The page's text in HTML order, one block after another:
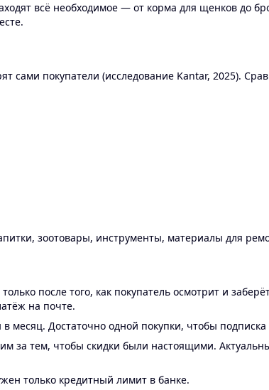
всё необходимое — от корма для щенков до
сами покупатели (исследование Kantar, 2025).
зоотовары, инструменты, материалы для
после того, как покупатель осмотрит и
на почте.
месяц. Достаточно одной покупки, чтобы подписка
за тем, чтобы скидки были настоящими.
только кредитный лимит в банке.